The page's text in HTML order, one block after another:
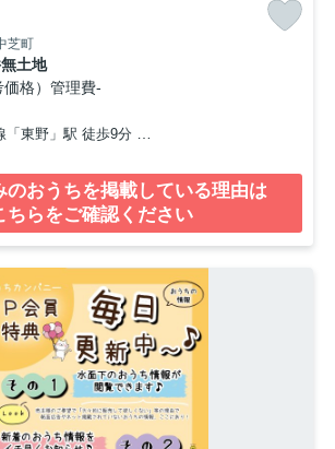
芝町
土地
格） 管理費-
「東野」駅 徒歩9分
のおうちを掲載している理由は
ちらをご確認ください